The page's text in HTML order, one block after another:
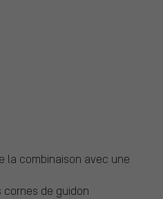
la combinaison avec une
de guidon